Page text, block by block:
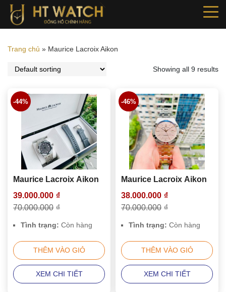
Trang chủ » Maurice Lacroix Aikon
Showing all 9 results
Maurice Lacroix Aikon
39.000.000 ₫
70.000.000 ₫
Tình trạng: Còn hàng
THÊM VÀO GIỎ
-44%
XEM CHI TIẾT
Maurice Lacroix Aikon
38.000.000 ₫
70.000.000 ₫
Tình trạng: Còn hàng
THÊM VÀO GIỎ
-46%
XEM CHI TIẾT